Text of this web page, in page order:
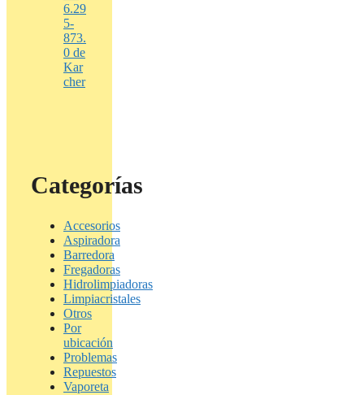
6.29
5-
873.
0 de
Kar
cher
Categorías
Accesorios
Aspiradora
Barredora
Fregadoras
Hidrolimpiadoras
Limpiacristales
Otros
Por
ubicación
Problemas
Repuestos
Vaporeta